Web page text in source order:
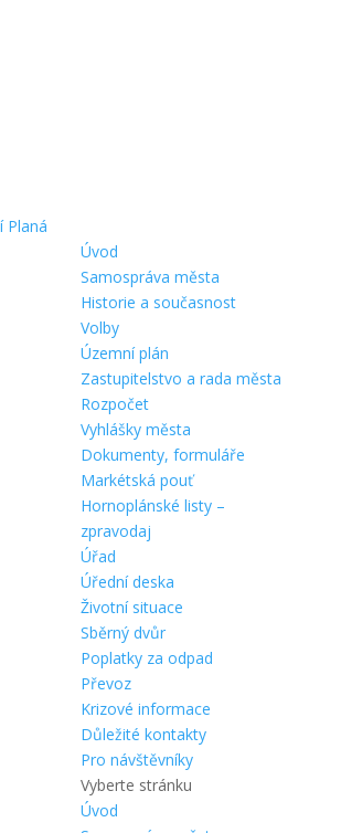
Úvod
Samospráva města
Historie a současnost
Volby
Územní plán
Zastupitelstvo a rada města
Rozpočet
Vyhlášky města
Dokumenty, formuláře
Markétská pouť
Hornoplánské listy –
zpravodaj
Úřad
Úřední deska
Životní situace
Sběrný dvůr
Poplatky za odpad
Převoz
Krizové informace
Důležité kontakty
Pro návštěvníky
Vyberte stránku
Úvod